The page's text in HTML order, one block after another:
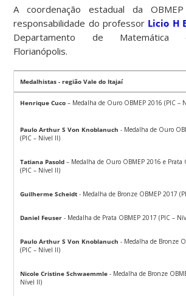
A coordenação estadual da
responsabilidade do professor Licio H
Departamento de Matemática
Florianópolis.
Medalhistas - região Vale do Itajaí
Henrique Cuco – Medalha de Ouro OBMEP 2016 (PIC –
Paulo Arthur S Von Knoblanuch - Medalha de Ouro
(PIC – Nível II)
Tatiana Pasold – Medalha de Ouro OBMEP 2016 e Prata
(PIC – Nível II)
Guilherme Scheidt - Medalha de Bronze OBMEP 2017
Daniel Feuser - Medalha de Prata OBMEP 2017 (PIC –
Paulo Arthur S Von Knoblanuch - Medalha de Bronze
(PIC – Nível II)
Nicole Cristine Schwaemmle - Medalha de Bronze
Nível II)